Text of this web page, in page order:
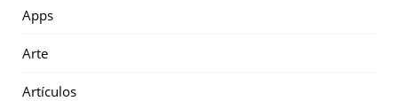
Apps
Arte
Artículos